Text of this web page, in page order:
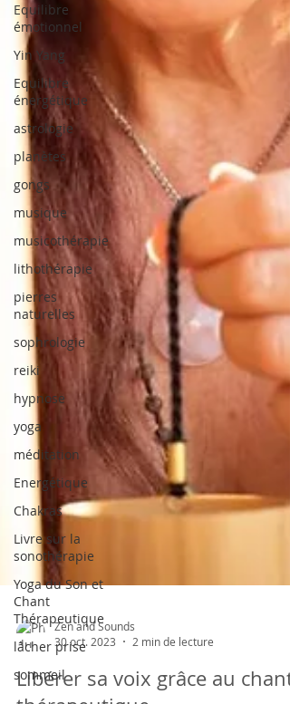
Equilibre
émotionnel
Yin Yang
Equilibre
énergétique
astrologie
planètes
gongs
musique
musicothérapie
lithothérapie
pierres
naturelles
sophrologie
reiki
hypnose
yoga
méditation
Energétique
Chakras
Livre sur la
sonothérapie
Yoga du Son et
Chant
Thérapeutique
lâcher prise
sommeilZen and Sounds
2 min de lecture